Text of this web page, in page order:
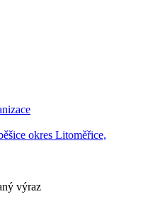
okres Litoměřice,
výraz